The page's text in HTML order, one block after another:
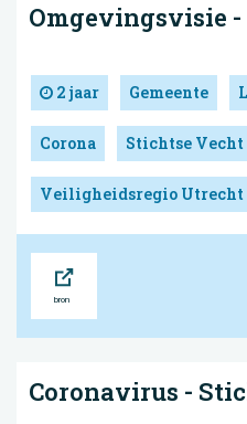
Omgevingsvisie
2 jaar Gemeente
Corona Stichtse Vecht
Veiligheidsregio Utrecht
Coronavirus -